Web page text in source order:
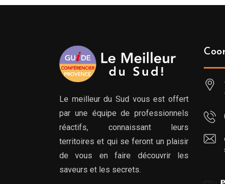
Le meilleur du Sud vous est offert
par une équipe de professionnels
réactifs, connaissant leurs
territoires et qui se feront un plaisir
de vous en faire découvrir les
saveurs et les secrets.